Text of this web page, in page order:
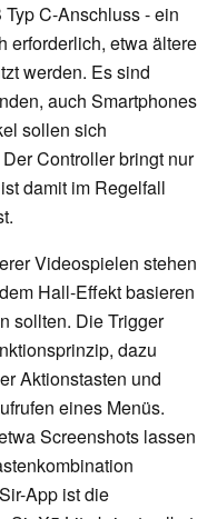
C-Anschluss - ein
erforderlich, etwa ältere
werden. Es sind
auch Smartphones
sollen sich
Controller bringt nur
damit im Regelfall
Videospielen stehen
Hall-Effekt basieren
sollten. Die Trigger
dazu
Aktionstasten und
eines Menüs.
Screenshots lassen
App ist die